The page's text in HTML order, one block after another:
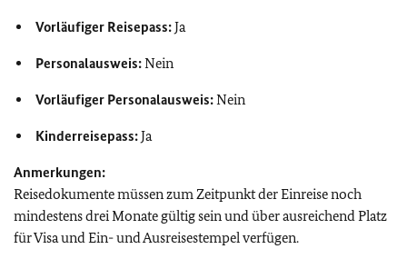
Vorläufiger Reisepass:Ja
Personalausweis:Nein
Vorläufiger Personalausweis:Nein
Kinderreisepass:Ja
Anmerkungen:
Reisedokumente müssen zum Zeitpunkt der Einreise noch
mindestens drei Monate gültig sein und über ausreichend Platz
für Visa und Ein- und Ausreisestempel verfügen.